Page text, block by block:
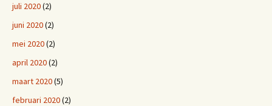
juli 2020(2)
juni 2020(2)
mei 2020(2)
april 2020(2)
maart 2020(5)
februari 2020(2)